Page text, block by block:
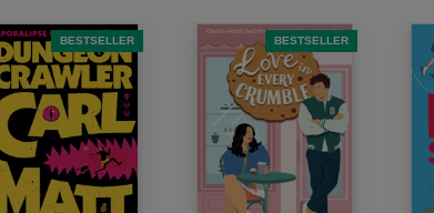
BESTSELLER BESTSELLER